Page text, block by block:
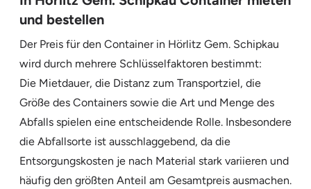
und bestellen
Der Preis für den Container in Hörlitz Gem. Schipkau
wird durch mehrere Schlüsselfaktoren bestimmt:
Die Mietdauer, die Distanz zum Transportziel, die
Größe des Containers sowie die Art und Menge des
Abfalls spielen eine entscheidende Rolle. Insbesondere
die Abfallsorte ist ausschlaggebend, da die
Entsorgungskosten je nach Material stark variieren und
häufig den größten Anteil am Gesamtpreis ausmachen.